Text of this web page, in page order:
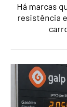
Há marcas
resistência